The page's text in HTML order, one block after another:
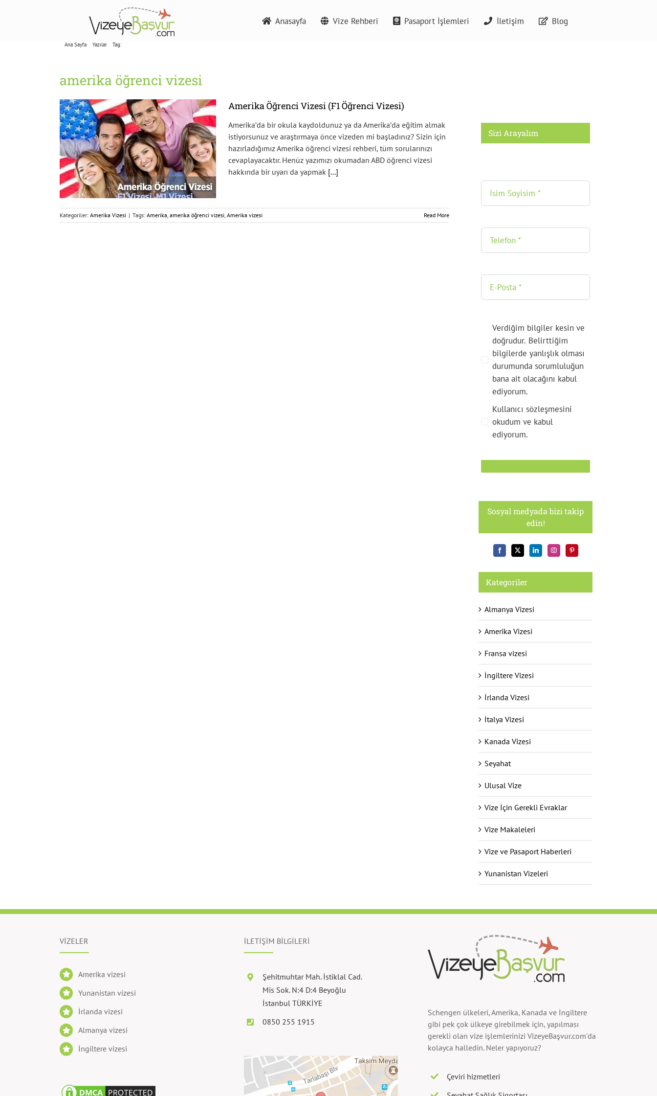
Anasayfa Vize Rehberi Pasaport İşlemleri İletişim Blog
amerika öğrenci vizesi
Ana Sayfa Yazılar Tag:amerika öğrenci vizesi
Amerika Öğrenci Vizesi (F1 Öğrenci Vizesi)
Amerika’da bir okula kaydoldunuz ya da Amerika’da eğitim almak
istiyorsunuz ve araştırmaya önce vizeden mi başladınız? Sizin için
hazırladığımız Amerika öğrenci vizesi rehberi, tüm sorularınızı
cevaplayacaktır. Henüz yazımızı okumadan ABD öğrenci vizesi
hakkında bir uyarı da yapmak [...]
Kategoriler: Amerika Vizesi | Tags: Amerika, amerika öğrenci vizesi, Amerika vizesi Read More
Sizi Arayalım
Verdiğim bilgiler kesin ve
doğrudur. Belirttiğim
bilgilerde yanlışlık olması
durumunda sorumluluğun
bana ait olacağını kabul
ediyorum.
Kullanıcı sözleşmesini
okudum ve kabul
ediyorum.
Sosyal medyada bizi takip
edin!
Kategoriler
Almanya Vizesi
Amerika Vizesi
Fransa vizesi
İngiltere Vizesi
İrlanda Vizesi
İtalya Vizesi
Kanada Vizesi
Seyahat
Ulusal Vize
Vize İçin Gerekli Evraklar
Vize Makaleleri
Vize ve Pasaport Haberleri
Yunanistan Vizeleri
VİZELER
Amerika vizesi
Yunanistan vizesi
İrlanda vizesi
Almanya vizesi
İngiltere vizesi
İLETİŞİM BİLGİLERİ
Şehitmuhtar Mah. İstiklal Cad.
Mis Sok. N:4 D:4 Beyoğlu
İstanbul TÜRKİYE
0850 255 1915
Schengen ülkeleri, Amerika, Kanada ve İngiltere
gibi pek çok ülkeye girebilmek için, yapılması
gerekli olan vize işlemlerinizi VizeyeBaşvur.com'da
kolayca halledin. Neler yapıyoruz?
Çeviri hizmetleri